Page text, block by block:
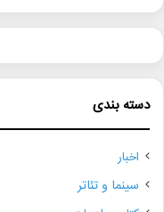
دسته بندی
اخبار
سینما و تئاتر